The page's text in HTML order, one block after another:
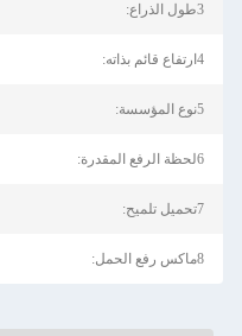
3طول الذراع:
4ارتفاع قائم بذاته:
5نوع المؤسسة:
6لحظة الرفع المقدرة:
7تحميل تلميح:
8ماكس رفع الحمل: